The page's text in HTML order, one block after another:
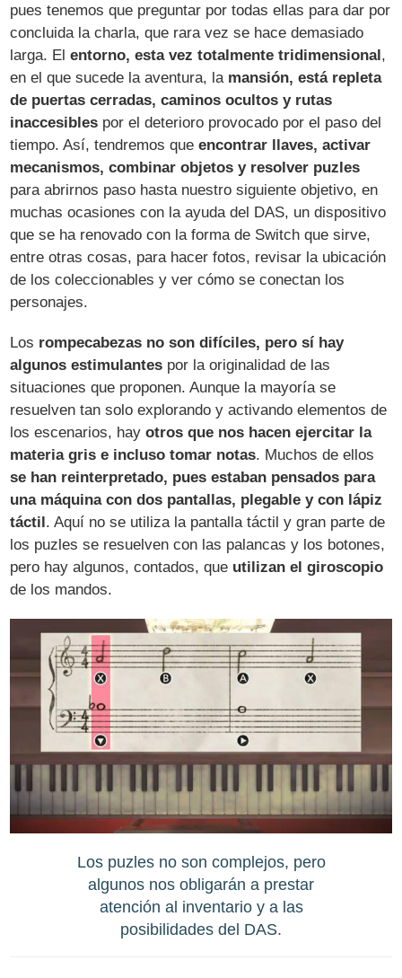
pues tenemos que preguntar por todas ellas para dar por
concluida la charla, que rara vez se hace demasiado
larga. Elentorno, esta vez totalmente tridimensional,
en el que sucede la aventura, la mansión, está repleta
de puertas cerradas, caminos ocultos y rutas
inaccesibles por el deterioro provocado por el paso del
tiempo. Así, tendremos queencontrar llaves, activar
mecanismos, combinar objetos y resolver puzles
para abrirnos paso hasta nuestro siguiente objetivo, en
muchas ocasiones con la ayuda del DAS, un dispositivo
que se ha renovado con la forma de Switch que sirve,
entre otras cosas, para hacer fotos, revisar la ubicación
de los coleccionables y ver cómo se conectan los
personajes.
Los rompecabezas no son difíciles, pero sí hay
algunos estimulantes por la originalidad de las
situaciones que proponen. Aunque la mayoría se
resuelven tan solo explorando y activando elementos de
los escenarios, hayotros que nos hacen ejercitar la
materia gris e incluso tomar notas. Muchos de ellos
se han reinterpretado, pues estaban pensados para
una máquina con dos pantallas, plegable y con lápiz
táctil. Aquí no se utiliza la pantalla táctil y gran parte de
los puzles se resuelven con las palancas y los botones,
pero hay algunos, contados, que utilizan el giroscopio
de los mandos.
Los puzles no son complejos, pero
algunos nos obligarán a prestar
atención al inventario y a las
posibilidades del DAS.